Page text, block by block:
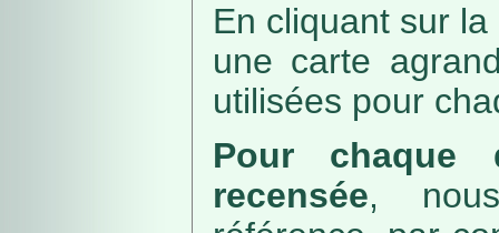
En cliquant sur
une carte
utilisées pour
Pour chaque
recensée,